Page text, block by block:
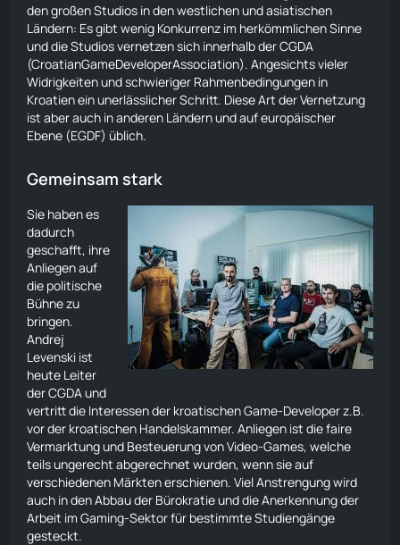
den großen Studios in den westlichen und asiatischen
Ländern: Es gibt wenig Konkurrenz im herkömmlichen Sinne
und die Studios vernetzen sich innerhalb der CGDA
(CroatianGameDeveloperAssociation). Angesichts vieler
Widrigkeiten und schwieriger Rahmenbedingungen in
Kroatien ein unerlässlicher Schritt. Diese Art der Vernetzung
ist aber auch in anderen Ländern und auf europäischer
Ebene (EGDF) üblich.
Gemeinsam stark
Sie haben es
dadurch
geschafft, ihre
Anliegen auf
die politische
Bühne zu
bringen.
Andrej
Levenski ist
heute Leiter
der CGDA und
vertritt die Interessen der kroatischen Game-Developer z.B.
vor der kroatischen Handelskammer. Anliegen ist die faire
Vermarktung und Besteuerung von Video-Games, welche
teils ungerecht abgerechnet wurden, wenn sie auf
verschiedenen Märkten erschienen. Viel Anstrengung wird
auch in den Abbau der Bürokratie und die Anerkennung der
Arbeit im Gaming-Sektor für bestimmte Studiengänge
gesteckt.